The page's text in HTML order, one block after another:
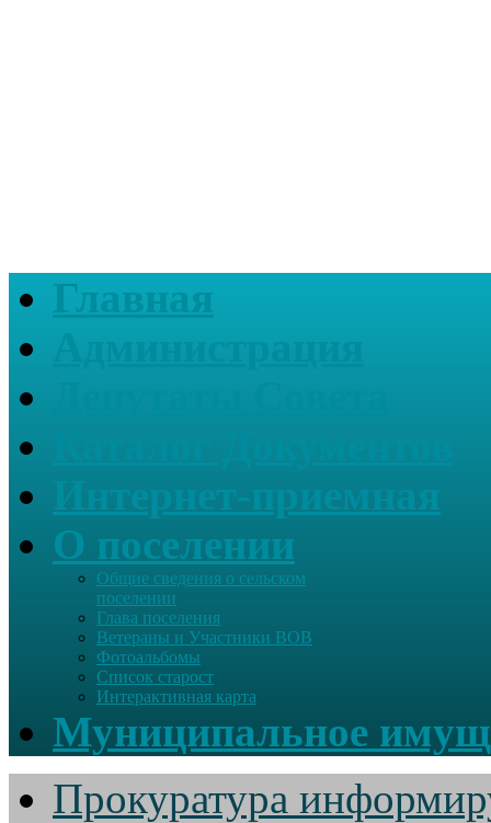
Главная
О поселении
Общие сведения о сельском
поселении
Глава поселения
Ветераны и Участники ВОВ
Фотоальбомы
Список старост
Интерактивная карта
Муниципальное
Прокуратура